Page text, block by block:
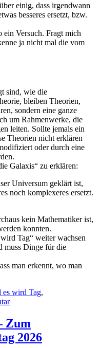
einig, dass irgendwann
besseres ersetzt, bzw.
ein Versuch. Fragt mich
ja nicht mal die vom
sind, wie die
bleiben Theorien,
sondern eine ganze
um Rahmenwerke, die
leiten. Sollte jemals ein
Theorien nicht erklären
oder durch eine
Galaxis“ zu erklären:
Universum geklärt ist,
noch komplexeres ersetzt.
kein Mathematiker ist,
konnten.
Tag“ weiter wachsen
muss Dinge für die
man erkennt, wo man
es wird Tag,
zu
und
es
wird
Zum
2026